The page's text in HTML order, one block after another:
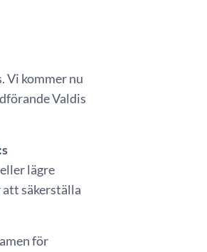
Vi kommer nu
Valdis
lägre
att säkerställa
för